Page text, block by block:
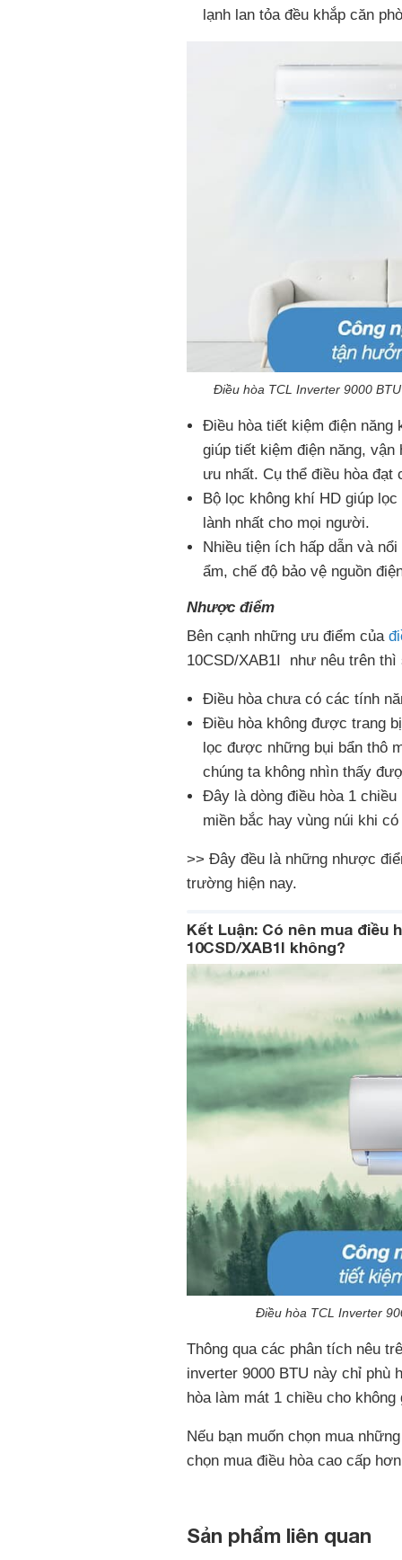
lạnh lan tỏa đều khắp căn
Điều hòa TCL Inverter 9000
Điều hòa tiết kiệm điện năng
giúp tiết kiệm điện năng,
ưu nhất. Cụ thể điều hòa
Bộ lọc không khí HD giúp
lành nhất cho mọi người.
Nhiều tiện ích hấp dẫn và
ẩm, chế độ bảo vệ nguồn
Nhược điểm
Bên cạnh những ưu điểm của
10CSD/XAB1I như nêu trên thì
Điều hòa chưa có các tính
Điều hòa không được trang
lọc được những bụi bẩn thô
chúng ta không nhìn thấy
Đây là dòng điều hòa 1
miền bắc hay vùng núi khi
>> Đây đều là những nhược
trường hiện nay.
Kết Luận: Có nên mua điều
10CSD/XAB1I không?
Điều hòa TCL Inverter
Thông qua các phân tích nêu
inverter 9000 BTU này chỉ phù
hòa làm mát 1 chiều cho
Nếu bạn muốn chọn mua
chọn mua điều hòa cao cấp
Sản phẩm liên quan